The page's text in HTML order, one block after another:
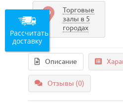
Торговые
залы в 5
городах
Описание
Отзывы (0)
Рассчитать
доставку